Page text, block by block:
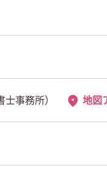
士事務所） 地図